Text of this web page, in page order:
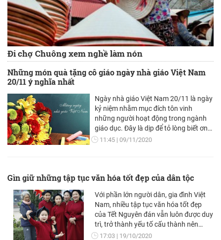
Đi chợ Chuông xem nghề làm nón
Những món quà tặng cô giáo ngày nhà giáo Việt Nam
20/11 ý nghĩa nhất
Ngày nhà giáo Việt Nam 20/11 là ngày
kỷ niệm nhằm mục đích tôn vinh
những người hoạt động trong ngành
giáo dục. Đây là dịp để tỏ lòng biết ơn
đối với thầy cô giáo, những “người lái
11:45 09/11/2020
Gìn giữ những tập tục văn hóa tốt đẹp của dân tộc
Với phần lớn người dân, gia đình Việt
Nam, nhiều tập tục văn hóa tốt đẹp
của Tết Nguyên đán vẫn luôn được duy
trì, trở thành yếu tố cấu thành nên
truyền thống văn hóa dân tộc, là niềm
17:03 19/10/2020